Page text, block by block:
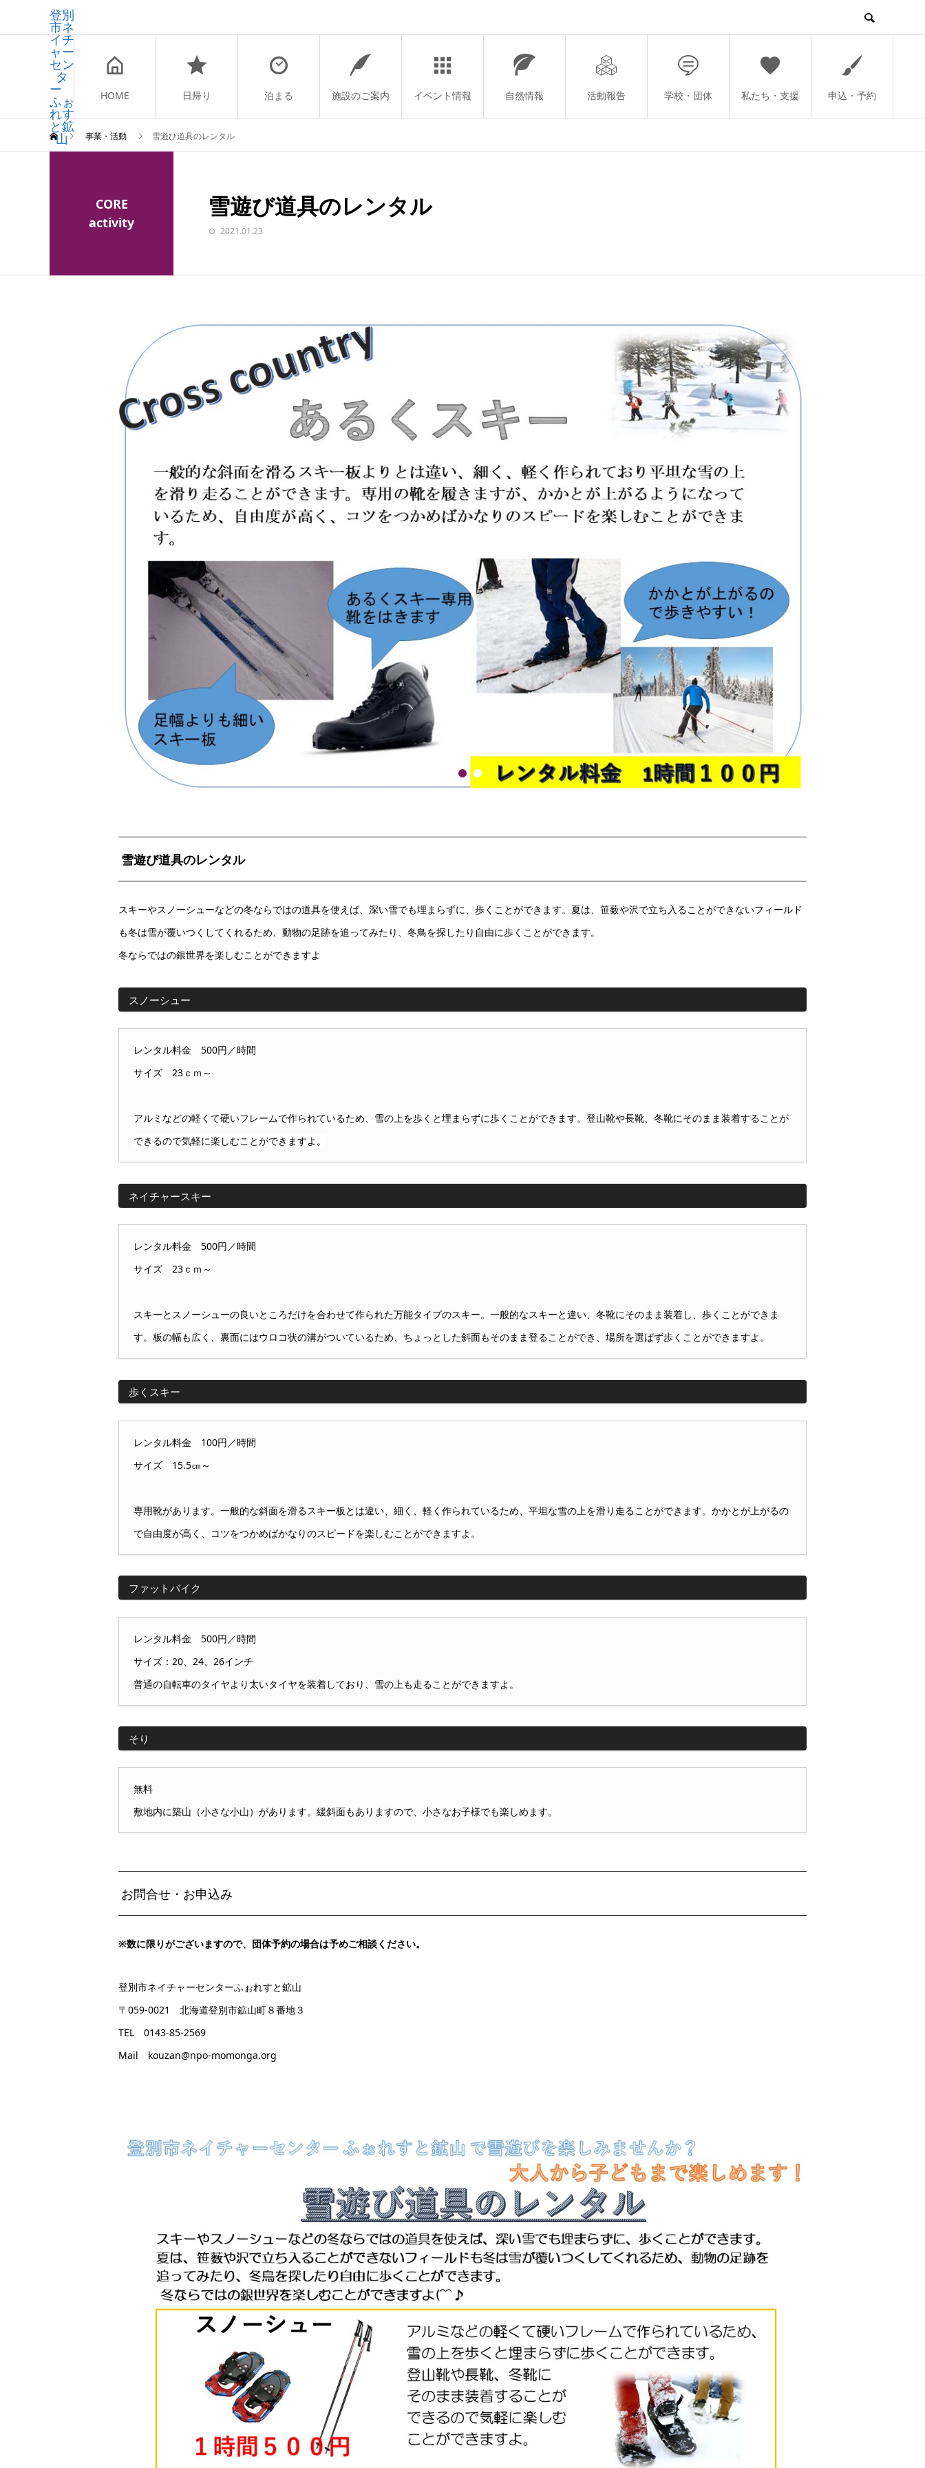
登別
市ネ
イチ
ャー
セン
タ
ー
ふぉ
れす
と鉱
山
HOME 日帰り 泊まる 施設のご案内 イベント情報 自然情報 活動報告 学校・団体 私たち・支援 申込・予約
事業・活動 雪遊び道具のレンタル
CORE
activity
雪遊び道具のレンタル
2021.01.23
雪遊び道具のレンタル
スキーやスノーシューなどの冬ならではの道具を使えば、深い雪でも埋まらずに、歩くことができます。夏は、笹薮や沢で立ち入ることができないフィールド
も冬は雪が覆いつくしてくれるため、動物の足跡を追ってみたり、冬鳥を探したり自由に歩くことができます。
冬ならではの銀世界を楽しむことができますよ
スノーシュー
レンタル料金 500円／時間
サイズ 23ｃｍ～
アルミなどの軽くて硬いフレームで作られているため、雪の上を歩くと埋まらずに歩くことができます。登山靴や長靴、冬靴にそのまま装着することが
できるので気軽に楽しむことができますよ。
ネイチャースキー
レンタル料金 500円／時間
サイズ 23ｃｍ～
スキーとスノーシューの良いところだけを合わせて作られた万能タイプのスキー。一般的なスキーと違い、冬靴にそのまま装着し、歩くことができま
す。板の幅も広く、裏面にはウロコ状の溝がついているため、ちょっとした斜面もそのまま登ることができ、場所を選ばず歩くことができますよ。
歩くスキー
レンタル料金 100円／時間
サイズ 15.5㎝～
専用靴があります。一般的な斜面を滑るスキー板とは違い、細く、軽く作られているため、平坦な雪の上を滑り走ることができます。かかとが上がるの
で自由度が高く、コツをつかめばかなりのスピードを楽しむことができますよ。
ファットバイク
レンタル料金 500円／時間
サイズ：20、24、26インチ
普通の自転車のタイヤより太いタイヤを装着しており、雪の上も走ることができますよ。
そり
無料
敷地内に築山（小さな小山）があります。緩斜面もありますので、小さなお子様でも楽しめます。
お問合せ・お申込み
※数に限りがございますので、団体予約の場合は予めご相談ください。
登別市ネイチャーセンターふぉれすと鉱山
〒059-0021 北海道登別市鉱山町８番地３
TEL 0143-85-2569
Mail kouzan@npo-momonga.org